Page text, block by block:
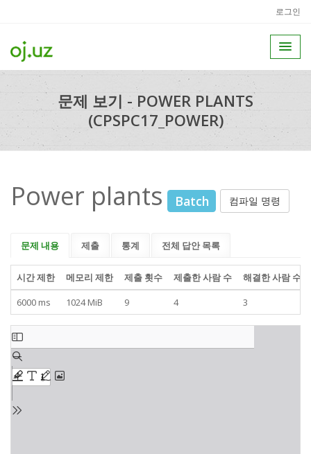
로그인
문제 보기 - POWER PLANTS
(CPSPC17_POWER)
Power plants Batch 컴파일 명령
문제 내용 제출 통계 전체 답안 목록
시간 제한 메모리 제한 제출 횟수 제출한 사람 수
해결한 사람 수
6000 ms
1024 MiB 9 4 3